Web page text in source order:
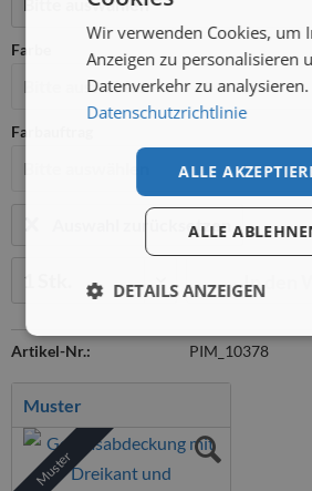
Farbe
Farbauftrag
Auswahl zurücksetzen
In den
Artikel-Nr.: PIM_10378
Muster
Muster
Wir verwenden Cookies, um
Anzeigen zu personalisieren
Datenverkehr zu analysieren.
Datenschutzrichtlinie
ALLE
ALLE
DETAILS ANZEIGEN